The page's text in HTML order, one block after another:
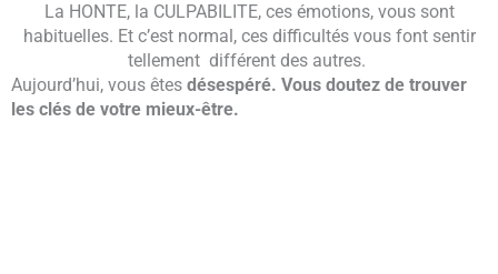
La HONTE, la CULPABILITE, ces émotions, vous sont
habituelles. Et c’est normal, ces difficultés vous font sentir
tellement différent des autres.
Aujourd’hui, vous êtes désespéré. Vous doutez de trouver
les clés de votre mieux-être.